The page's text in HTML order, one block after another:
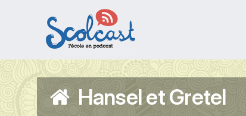
Aller au contenu principal
Hansel et Gretel